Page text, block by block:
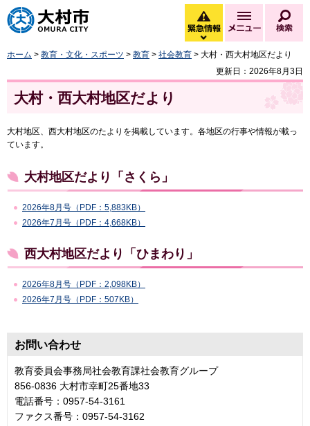
大村市
緊急情報
緊急情報を開く
メニュー
ホーム > 教育・文化・スポーツ > 教育 > 社会教育 > 大村・西大村地区だより
更新日：2026年8月3日
大村・西大村地区だより
大村地区、西大村地区のたよりを掲載しています。各地区の行事や情報が載っ
ています。
大村地区だより「さくら」
2026年8月号（PDF：5,883KB）
2026年7月号（PDF：4,668KB）
西大村地区だより「ひまわり」
2026年8月号（PDF：2,098KB）
2026年7月号（PDF：507KB）
お問い合わせ
教育委員会事務局社会教育課社会教育グループ
856-0836 大村市幸町25番地33
電話番号：0957-54-3161
ファクス番号：0957-54-3162